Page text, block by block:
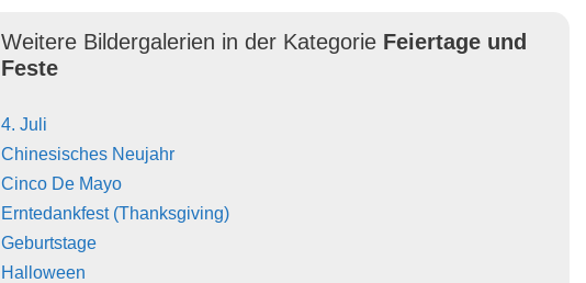
Weitere Bildergalerien in der Kategorie Feiertage und
Feste
4. Juli
Chinesisches Neujahr
Cinco De Mayo
Erntedankfest (Thanksgiving)
Geburtstage
Halloween